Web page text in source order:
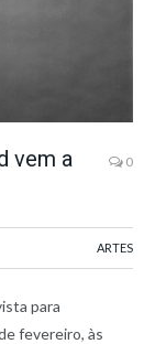
vem a
0
ARTES
para
fevereiro, às